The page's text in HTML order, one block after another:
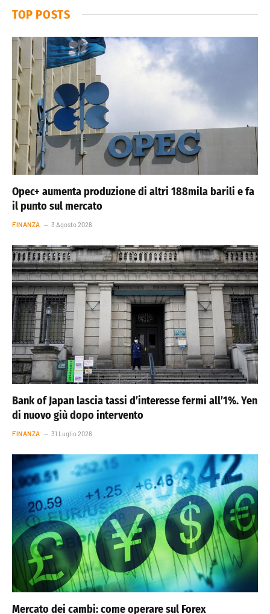
TOP POSTS
Opec+ aumenta produzione di altri 188mila barili e fa
il punto sul mercato
FINANZA 3 Agosto 2026
Bank of Japan lascia tassi d’interesse fermi all’1%. Yen
di nuovo giù dopo intervento
FINANZA 31 Luglio 2026
Mercato dei cambi: come operare sul Forex